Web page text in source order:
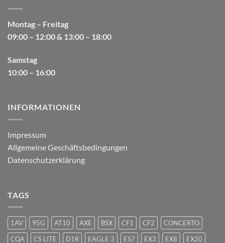
Montag – Freitag
09:00 – 12:00 & 13:00 – 18:00
Samstag
10:00 – 16:00
INFORMATIONEN
Impressum
Allgemeine Geschäftsbedingungen
Datenschutzerklärung
TAGS
1AV 95G AT10 AXE BSX CF1 CF2
CONCERTO
CQA
CS LITE D1R EAGLE 3 ES7 EX3 EX8 EX20